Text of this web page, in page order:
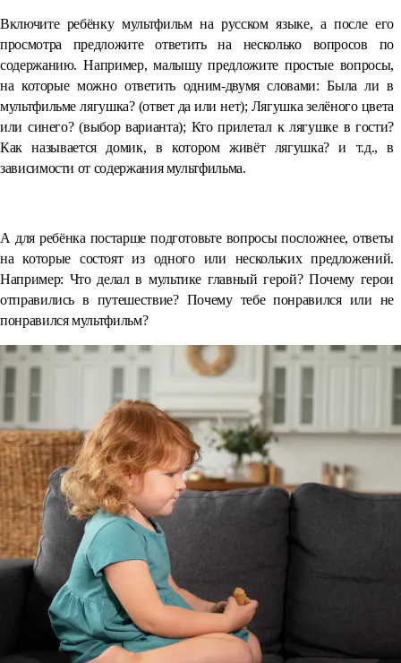
Включите ребёнку мультфильм на русском языке, а после его
просмотра предложите ответить на несколько вопросов по
содержанию. Например, малышу предложите простые вопросы,
на которые можно ответить одним-двумя словами: Была ли в
мультфильме лягушка? (ответ да или нет); Лягушка зелёного цвета
или синего? (выбор варианта); Кто прилетал к лягушке в гости?
Как называется домик, в котором живёт лягушка? и т.д., в
зависимости от содержания мультфильма.
А для ребёнка постарше подготовьте вопросы посложнее, ответы
на которые состоят из одного или нескольких предложений.
Например: Что делал в мультике главный герой? Почему герои
отправились в путешествие? Почему тебе понравился или не
понравился мультфильм?